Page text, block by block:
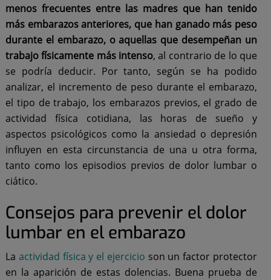
menos frecuentes entre las madres que han tenido
más embarazos anteriores, que han ganado más peso
durante el embarazo, o aquellas que desempeñan un
trabajo físicamente más intenso, al contrario de lo que
se podría deducir. Por tanto, según se ha podido
analizar, el incremento de peso durante el embarazo,
el tipo de trabajo, los embarazos previos, el grado de
actividad física cotidiana, las horas de sueño y
aspectos psicológicos como la ansiedad o depresión
influyen en esta circunstancia de una u otra forma,
tanto como los episodios previos de dolor lumbar o
ciático.
Consejos para prevenir el dolor
lumbar en el embarazo
La actividad física y el ejercicio son un factor protector
en la aparición de estas dolencias. Buena prueba de